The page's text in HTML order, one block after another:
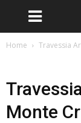
Home Travessia
Monte